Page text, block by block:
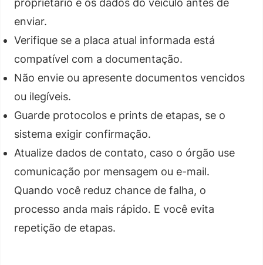
proprietário e os dados do veículo antes de
enviar.
Verifique se a placa atual informada está
compatível com a documentação.
Não envie ou apresente documentos vencidos
ou ilegíveis.
Guarde protocolos e prints de etapas, se o
sistema exigir confirmação.
Atualize dados de contato, caso o órgão use
comunicação por mensagem ou e-mail.
Quando você reduz chance de falha, o
processo anda mais rápido. E você evita
repetição de etapas.